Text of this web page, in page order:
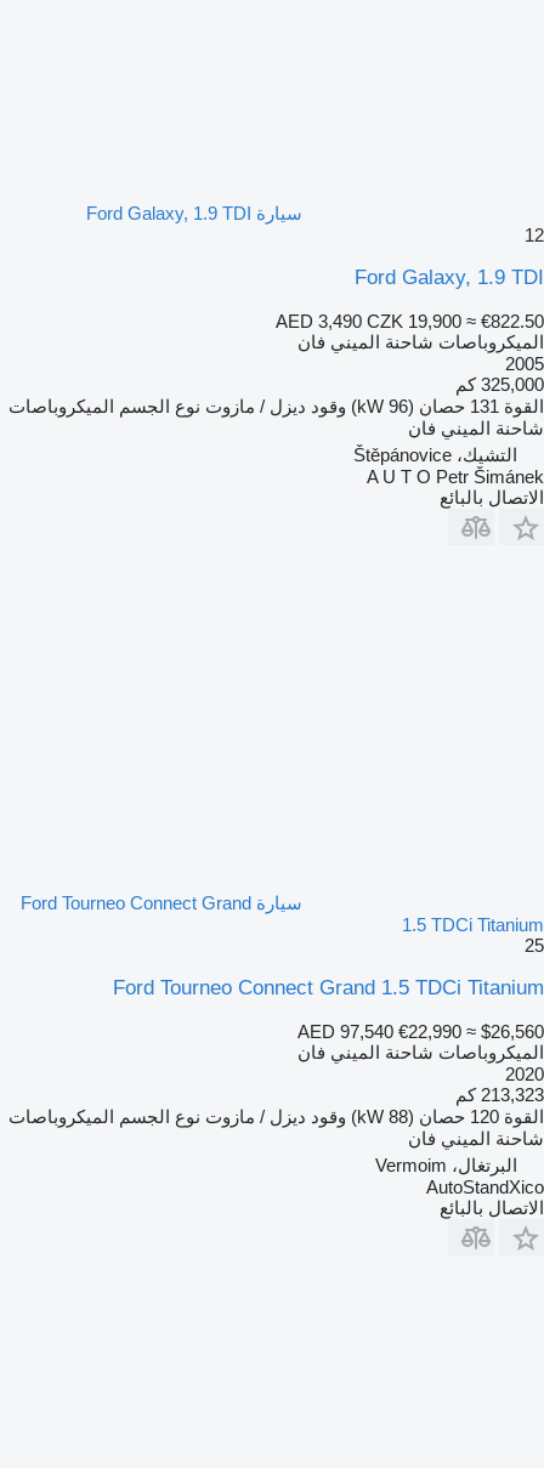
سيارة Ford Galaxy, 1.9 TDI
12
Ford Galaxy, 1.9 TDI
AED 3,490 CZK 19,900 ≈ €822.50
الميكروباصات شاحنة الميني فان
2005
325,000 كم
القوة 131 حصان (96 kW) وقود ديزل / مازوت نوع الجسم الميكروباصات
شاحنة الميني فان
التشيك، Štěpánovice
A U T O Petr Šimánek
الاتصال بالبائع
سيارة Ford Tourneo Connect Grand
1.5 TDCi Titanium
25
Ford Tourneo Connect Grand 1.5 TDCi Titanium
AED 97,540 €22,990 ≈ $26,560
الميكروباصات شاحنة الميني فان
2020
213,323 كم
القوة 120 حصان (88 kW) وقود ديزل / مازوت نوع الجسم الميكروباصات
شاحنة الميني فان
البرتغال، Vermoim
AutoStandXico
الاتصال بالبائع